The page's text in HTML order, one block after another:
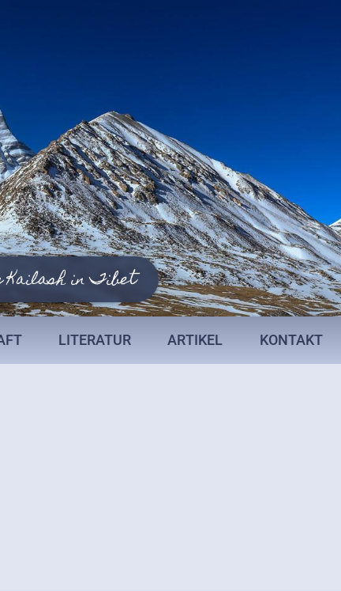
Kailash in Tibet
LITERATUR ARTIKEL KONTAKT